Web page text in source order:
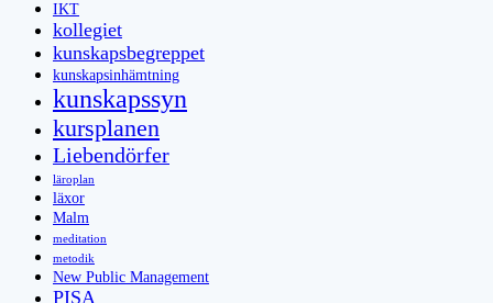
IKT
kollegiet
kunskapsbegreppet
kunskapsinhämtning
kunskapssyn
kursplanen
Liebendörfer
läroplan
läxor
Malm
meditation
metodik
New Public Management
PISA